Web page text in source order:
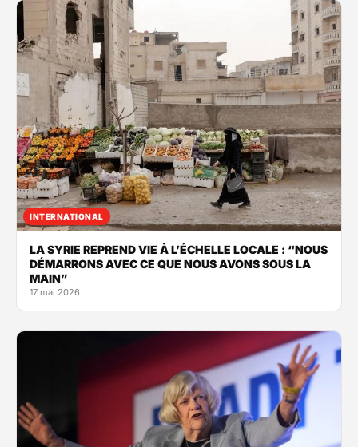
INTERNATIONAL
LA SYRIE REPREND VIE À L’ÉCHELLE LOCALE : “NOUS
DÉMARRONS AVEC CE QUE NOUS AVONS SOUS LA
MAIN”
17 mai 2026